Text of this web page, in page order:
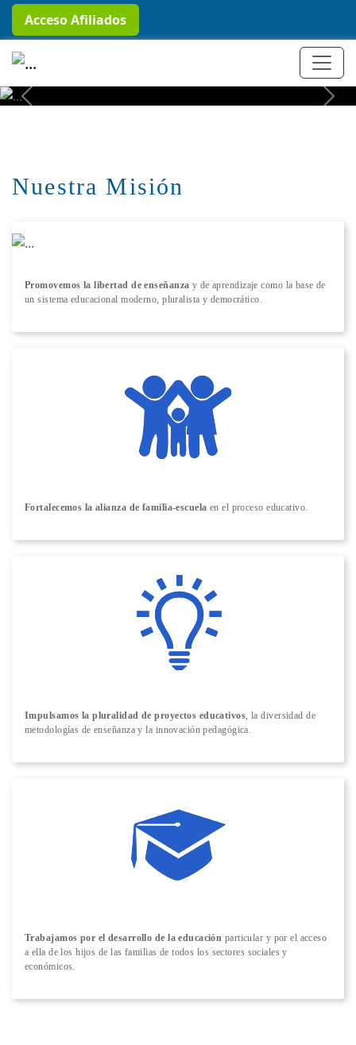
Acceso Afiliados
+ Conocer más
Previous Next
Nuestra Misión
Promovemos la libertad de enseñanza y de aprendizaje como la base de
un sistema educacional moderno, pluralista y democrático.
Fortalecemos la alianza de familia-escuela en el proceso educativo.
Impulsamos la pluralidad de proyectos educativos , la diversidad de
metodologías de enseñanza y la innovación pedagógica.
Trabajamos por el desarrollo de la educación particular y por el acceso
a ella de los hijos de las familias de todos los sectores sociales y
económicos.